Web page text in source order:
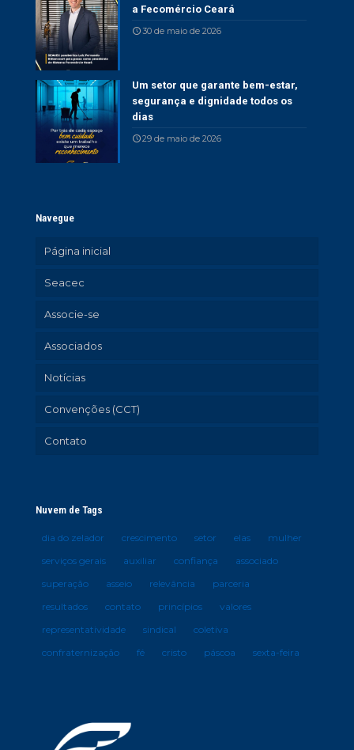
a Fecomércio Ceará
30 de maio de 2026
Um setor que garante bem-estar,
segurança e dignidade todos os
dias
29 de maio de 2026
Navegue
Página inicial
Seacec
Associe-se
Associados
Notícias
Convenções (CCT)
Contato
Nuvem de Tags
dia do zelador crescimento setor elas
mulher
serviços gerais
auxiliar confiança
associado
superação
asseio relevância
parceria
resultados
contato princípios
valores
representatividade
sindical
coletiva
confraternização
fé cristo páscoa sexta-feira